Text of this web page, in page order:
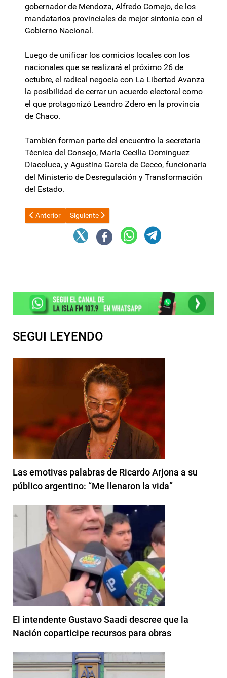
gobernador de Mendoza, Alfredo Cornejo, de los
mandatarios provinciales de mejor sintonía con el
Gobierno Nacional.
Luego de unificar los comicios locales con los
nacionales que se realizará el próximo 26 de
octubre, el radical negocia con La Libertad Avanza
la posibilidad de cerrar un acuerdo electoral como
el que protagonizó Leandro Zdero en la provincia
de Chaco.
También forman parte del encuentro la secretaria
Técnica del Consejo, María Cecilia Domínguez
Diacoluca, y Agustina García de Cecco, funcionaria
del Ministerio de Desregulación y Transformación
del Estado.
Artículo anterior: Revés para las billeteras virtuales: la medida
Anterior Artículo siguiente: Renunció el asesor de Milei
Siguiente
SEGUI LEYENDO
Las emotivas palabras de Ricardo Arjona a su
público argentino: “Me llenaron la vida”
El intendente Gustavo Saadi descree que la
Nación coparticipe recursos para obras